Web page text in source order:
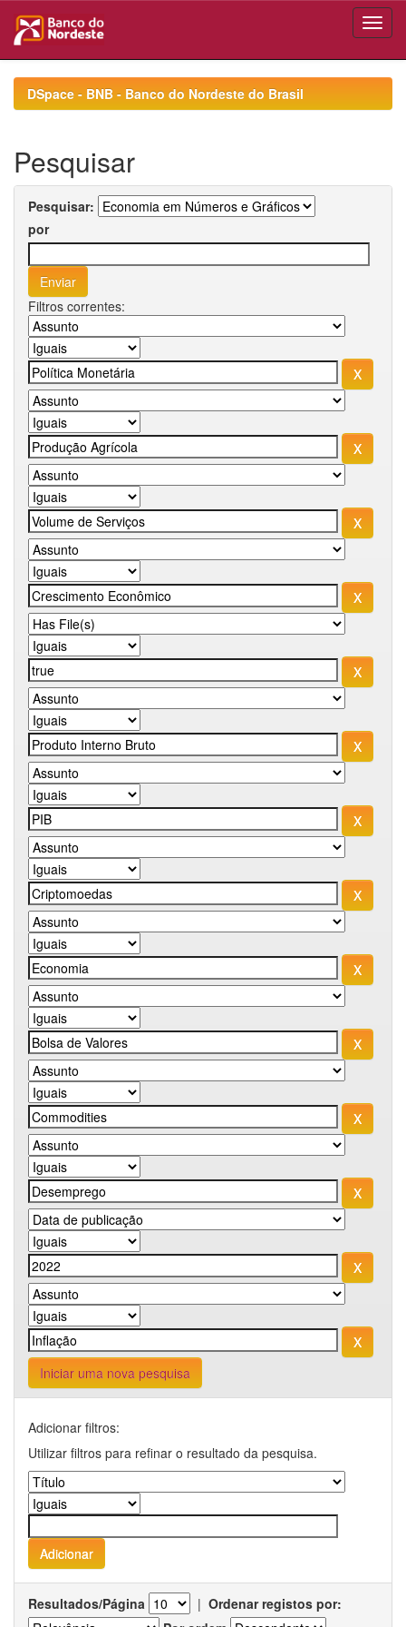
navigationDSpace - BNB - Banco do Nordeste do Brasil
Pesquisar
Pesquisar:
por
Filtros correntes:
Iniciar uma nova pesquisa
Adicionar filtros:
Utilizar filtros para refinar o resultado da pesquisa.
Resultados/Página | Ordenar registos por: